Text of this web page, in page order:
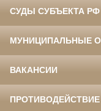
СУДЫ СУБЪЕКТА РФ
МУНИЦИПАЛЬНЫЕ
ВАКАНСИИ